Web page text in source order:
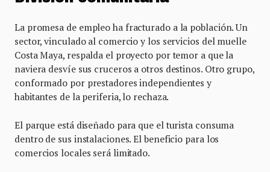
La promesa de empleo ha fracturado a la población. Un
sector, vinculado al comercio y los servicios del muelle
Costa Maya, respalda el proyecto por temor a que la
naviera desvíe sus cruceros a otros destinos. Otro grupo,
conformado por prestadores independientes y
habitantes de la periferia, lo rechaza.
El parque está diseñado para que el turista consuma
dentro de sus instalaciones. El beneficio para los
comercios locales será limitado.